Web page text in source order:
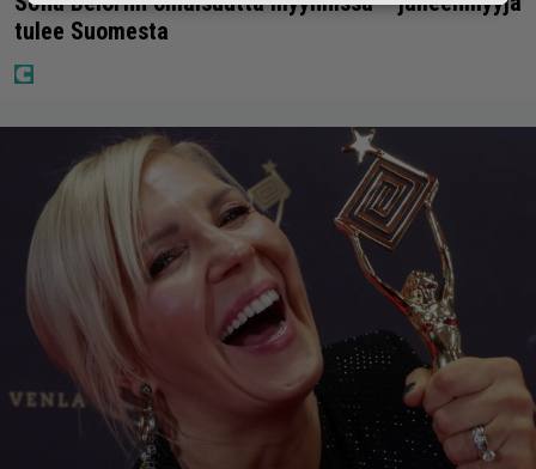
tulee Suomesta